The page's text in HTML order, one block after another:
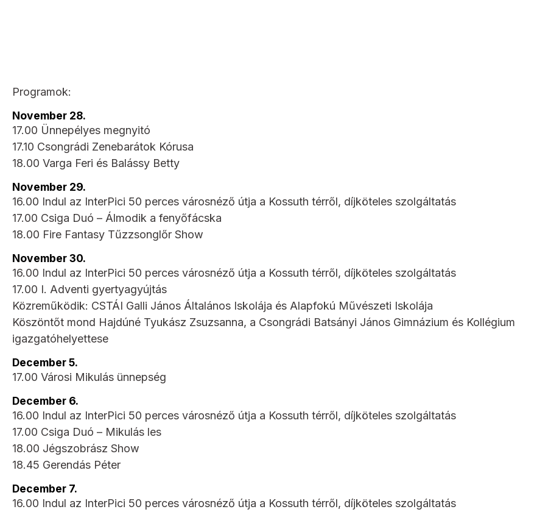
Programok:
November 28.
17.00 Ünnepélyes megnyitó
17.10 Csongrádi Zenebarátok Kórusa
18.00 Varga Feri és Balássy Betty
November 29.
16.00 Indul az InterPici 50 perces városnéző útja a Kossuth térről, díjköteles szolgáltatás
17.00 Csiga Duó – Álmodik a fenyőfácska
18.00 Fire Fantasy Tűzzsonglőr Show
November 30.
16.00 Indul az InterPici 50 perces városnéző útja a Kossuth térről, díjköteles szolgáltatás
17.00 I. Adventi gyertyagyújtás
Közreműködik: CSTÁI Galli János Általános Iskolája és Alapfokú Művészeti Iskolája
Köszöntőt mond Hajdúné Tyukász Zsuzsanna, a Csongrádi Batsányi János Gimnázium és Kollégium
igazgatóhelyettese
December 5.
17.00 Városi Mikulás ünnepség
December 6.
16.00 Indul az InterPici 50 perces városnéző útja a Kossuth térről, díjköteles szolgáltatás
17.00 Csiga Duó – Mikulás les
18.00 Jégszobrász Show
18.45 Gerendás Péter
December 7.
16.00 Indul az InterPici 50 perces városnéző útja a Kossuth térről, díjköteles szolgáltatás